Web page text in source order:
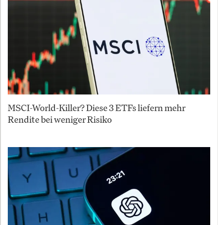
MSCI-World-Killer? Diese 3 ETFs liefern mehr
Rendite bei weniger Risiko